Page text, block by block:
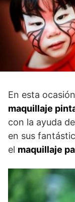
En esta
maquillaje
con la ayuda
en sus
el maquillaje